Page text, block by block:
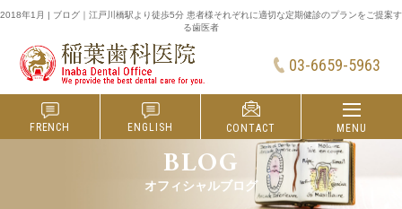
2018年1月 | ブログ｜江戸川橋駅より徒歩5分 患者様それぞれに適切な定期健診のプランをご提案す
る歯医者
03-6659-5963
FRENCH ENGLISH CONTACT MENU
BLOG
オフィシャルブログ